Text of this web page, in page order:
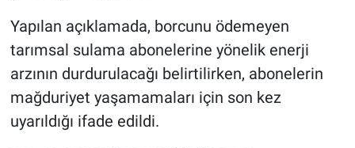
Yapılan açıklamada, borcunu ödemeyen
tarımsal sulama abonelerine yönelik enerji
arzının durdurulacağı belirtilirken, abonelerin
mağduriyet yaşamamaları için son kez
uyarıldığı ifade edildi.